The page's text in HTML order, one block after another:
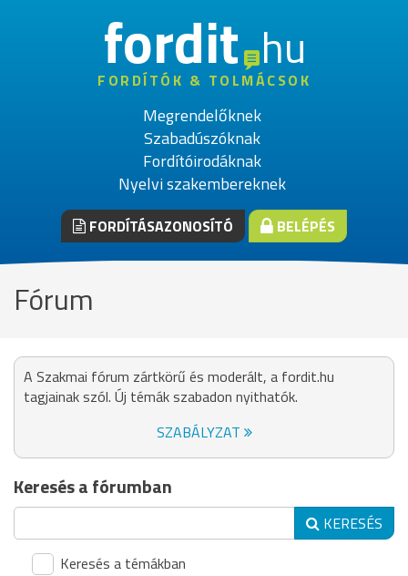
fordithu
FORDÍTÓK & TOLMÁCSOK
Megrendelőknek
Szabadúszóknak
Fordítóirodáknak
Nyelvi szakembereknek
FORDÍTÁSAZONOSÍTÓ BELÉPÉS
Fórum
A Szakmai fórum zártkörű és moderált, a fordit.hu
tagjainak szól. Új témák szabadon nyithatók.
SZABÁLYZAT
Keresés a fórumban
KERESÉS
Keresés a témákban